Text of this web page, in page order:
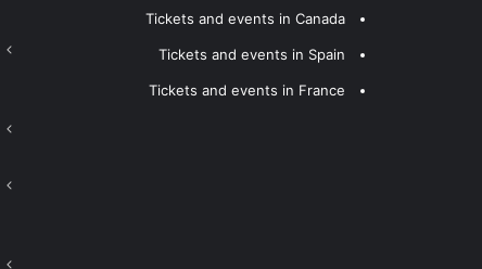
Tickets and events in Canada
Tickets and events in Spain
Tickets and events in France